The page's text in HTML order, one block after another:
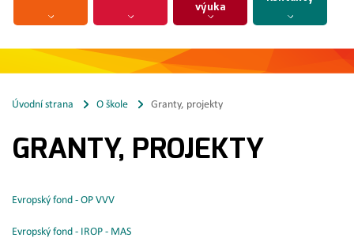
výuka
Úvodní strana O škole Granty, projekty
GRANTY, PROJEKTY
Evropský fond - OP VVV
Evropský fond - IROP - MAS